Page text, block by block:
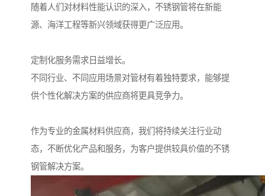
随着人们对材料性能认识的深入，不锈钢管将在新能
源、海洋工程等新兴领域获得更广泛应用。
定制化服务需求日益增长。
不同行业、不同应用场景对管材有着独特要求，能够提
供个性化解决方案的供应商将更具竞争力。
作为专业的金属材料供应商，我们将持续关注行业动
态，不断优化产品和服务，为客户提供较具价值的不锈
钢管解决方案。